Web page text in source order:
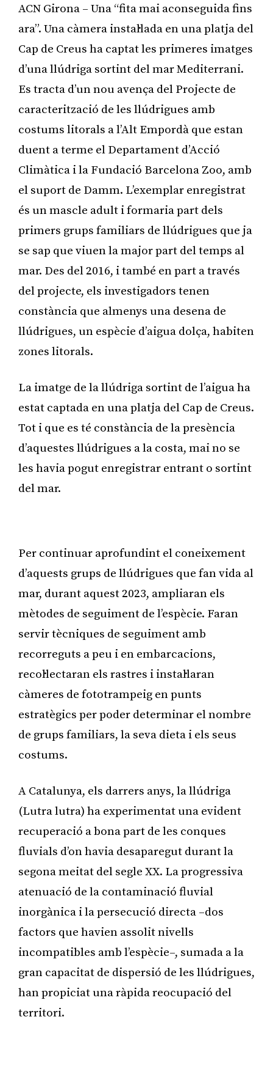
ACN Girona – Una “fita mai aconseguida fins
ara”. Una càmera instal·lada en una platja del
Cap de Creus ha captat les primeres imatges
d’una llúdriga sortint del mar Mediterrani.
Es tracta d’un nou avença del Projecte de
caracterització de les llúdrigues amb
costums litorals a l’Alt Empordà que estan
duent a terme el Departament d’Acció
Climàtica i la Fundació Barcelona Zoo, amb
el suport de Damm. L’exemplar enregistrat
és un mascle adult i formaria part dels
primers grups familiars de llúdrigues que ja
se sap que viuen la major part del temps al
mar. Des del 2016, i també en part a través
del projecte, els investigadors tenen
constància que almenys una desena de
llúdrigues, un espècie d’aigua dolça, habiten
zones litorals.
La imatge de la llúdriga sortint de l’aigua ha
estat captada en una platja del Cap de Creus.
Tot i que es té constància de la presència
d’aquestes llúdrigues a la costa, mai no se
les havia pogut enregistrar entrant o sortint
del mar.
Per continuar aprofundint el coneixement
d’aquests grups de llúdrigues que fan vida al
mar, durant aquest 2023, ampliaran els
mètodes de seguiment de l’espècie. Faran
servir tècniques de seguiment amb
recorreguts a peu i en embarcacions,
recol·lectaran els rastres i instal·laran
càmeres de fototrampeig en punts
estratègics per poder determinar el nombre
de grups familiars, la seva dieta i els seus
costums.
A Catalunya, els darrers anys, la llúdriga
(Lutra lutra) ha experimentat una evident
recuperació a bona part de les conques
fluvials d’on havia desaparegut durant la
segona meitat del segle XX. La progressiva
atenuació de la contaminació fluvial
inorgànica i la persecució directa –dos
factors que havien assolit nivells
incompatibles amb l’espècie–, sumada a la
gran capacitat de dispersió de les llúdrigues,
han propiciat una ràpida reocupació del
territori.